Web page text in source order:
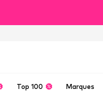
Top 100 Marques